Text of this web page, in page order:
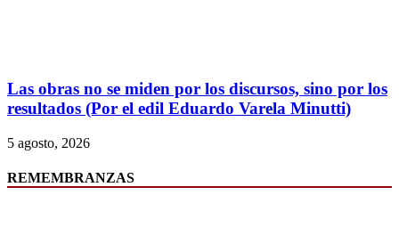
Las obras no se miden por los discursos, sino por los
resultados (Por el edil Eduardo Varela Minutti)
5 agosto, 2026
REMEMBRANZAS